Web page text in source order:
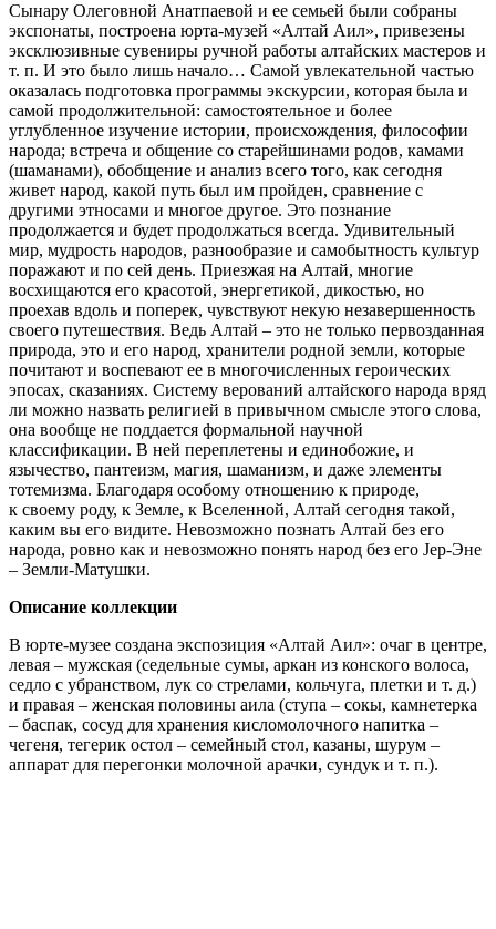
Сынару Олеговной Анатпаевой и ее семьей были собраны
экспонаты, построена юрта-музей «Алтай Аил», привезены
эксклюзивные сувениры ручной работы алтайских мастеров и
т. п. И это было лишь начало… Самой увлекательной частью
оказалась подготовка программы экскурсии, которая была и
самой продолжительной: самостоятельное и более
углубленное изучение истории, происхождения, философии
народа; встреча и общение со старейшинами родов, камами
(шаманами), обобщение и анализ всего того, как сегодня
живет народ, какой путь был им пройден, сравнение с
другими этносами и многое другое. Это познание
продолжается и будет продолжаться всегда. Удивительный
мир, мудрость народов, разнообразие и самобытность культур
поражают и по сей день. Приезжая на Алтай, многие
восхищаются его красотой, энергетикой, дикостью, но
проехав вдоль и поперек, чувствуют некую незавершенность
своего путешествия. Ведь Алтай – это не только первозданная
природа, это и его народ, хранители родной земли, которые
почитают и воспевают ее в многочисленных героических
эпосах, сказаниях. Систему верований алтайского народа вряд
ли можно назвать религией в привычном смысле этого слова,
она вообще не поддается формальной научной
классификации. В ней переплетены и единобожие, и
язычество, пантеизм, магия, шаманизм, и даже элементы
тотемизма. Благодаря особому отношению к природе,
к своему роду, к Земле, к Вселенной, Алтай сегодня такой,
каким вы его видите. Невозможно познать Алтай без его
народа, ровно как и невозможно понять народ без его Jер-Эне
– Земли-Матушки.
Описание коллекции
В юрте-музее создана экспозиция «Алтай Аил»: очаг в центре,
левая – мужская (седельные сумы, аркан из конского волоса,
седло с убранством, лук со стрелами, кольчуга, плетки и т. д.)
и правая – женская половины аила (ступа – сокы, камнетерка
– баспак, сосуд для хранения кисломолочного напитка –
чегеня, тегерик остол – семейный стол, казаны, шурум –
аппарат для перегонки молочной арачки, сундук и т. п.).